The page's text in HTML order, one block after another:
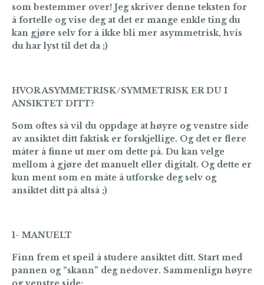
som bestemmer over! Jeg skriver denne teksten for
å fortelle og vise deg at det er mange enkle ting du
kan gjøre selv for å ikke bli mer asymmetrisk, hvis
du har lyst til det da ;)
HVOR ASYMMETRISK/SYMMETRISK ER DU I
ANSIKTET DITT?
Som oftes så vil du oppdage at høyre og venstre side
av ansiktet ditt faktisk er forskjellige. Og det er flere
måter å finne ut mer om dette på. Du kan velge
mellom å gjøre det manuelt eller digitalt. Og dette er
kun ment som en måte å utforske deg selv og
ansiktet ditt på altså ;)
1- MANUELT
Finn frem et speil å studere ansiktet ditt. Start med
pannen og “skann” deg nedover. Sammenlign høyre